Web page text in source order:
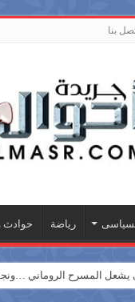
بنا
رياضة حوادث
المسرح الروماني